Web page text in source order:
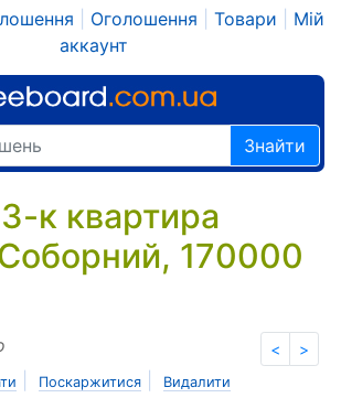
Оголошення Товари
Мій
аккаунт
Знайти
к квартира
170000
< >
Поскаржитися Видалити